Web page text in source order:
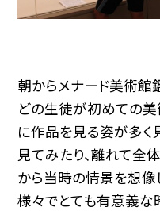
朝からメナード美術館
どの生徒が初めての
に作品を見る姿が多く
見てみたり、離れて全
から当時の情景を想像
様々でとても有意義な